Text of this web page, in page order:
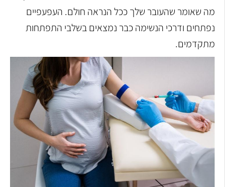
מה שאומר שהעובר שלך ככל הנראה חולם. העפעפיים
נפתחים ודרכי הנשימה כבר נמצאים בשלבי התפתחות
מתקדמים.